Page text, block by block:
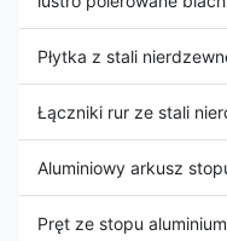
Płytka z stali
Łączniki rur ze stali
Aluminiowy arkusz
Pręt ze stopu aluminium